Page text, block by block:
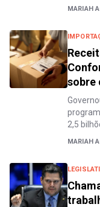
MARIAH
sobre
2,5
MARIAH